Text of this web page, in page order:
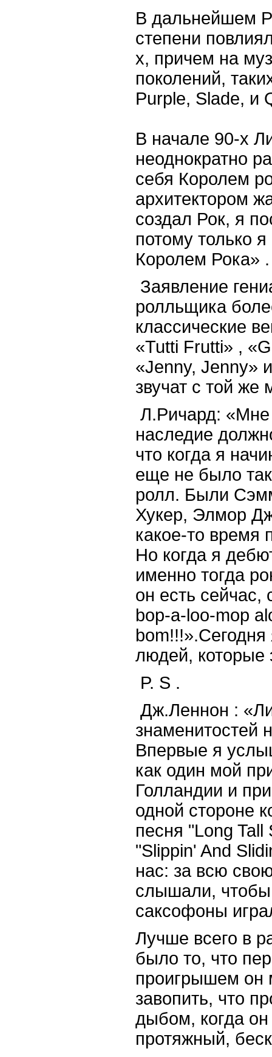
В дальнейшем
степени
х, причем на
поколений,
Purple, Slade, и
В начале 90-х
неоднократно
себя Королем
архитектором
создал Рок, я
потому только
Королем Рока»
Заявление
ролльщика
классические
«Tutti Frutti» ,
«Jenny, Jenny»
звучат с той
Л.Ричард: «Мне
наследие
что когда я
еще не было
ролл. Были
Хукер, Элмор
какое-то время
Но когда я
именно тогда
он есть сейчас,
bop-a-loo-mop
bom!!!».Сегодня
людей, которые
P. S .
Дж.Леннон :
знаменитостей
Впервые я
как один мой
Голландии и
одной стороне
песня "Long Tall
"Slippin' And
нас: за всю
слышали, чтобы
саксофоны
Лучше всего в
было то, что
проигрышем он
завопить, что
дыбом, когда он
протяжный,